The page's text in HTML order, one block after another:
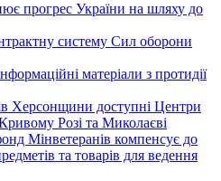
прогрес України на шляху до
систему Сил оборони
матеріали з протидії
Херсонщини доступні Центри
Розі та Миколаєві
Мінветеранів компенсує до
та товарів для ведення